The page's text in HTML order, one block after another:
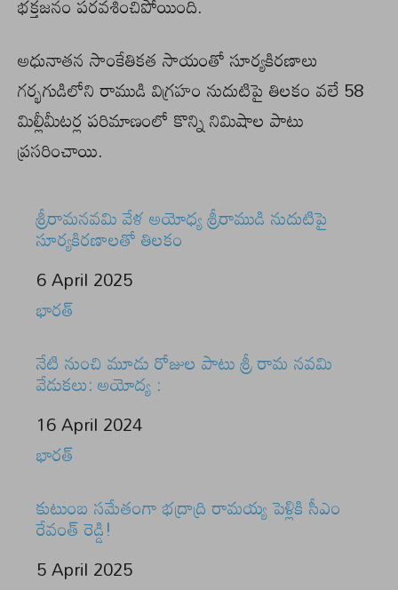
అధునాతన సాంకేతికత సాయంతో సూర్యకిరణాలు
గర్భగుడిలోని రాముడి విగ్రహం నుదుటిపై తిలకం వలే 58
మిల్లీమీటర్ల పరిమాణంలో కొన్ని నిమిషాల పాటు
ప్రసరించాయి.
శ్రీరామనవమి వేళ అయోధ్య శ్రీరాముడి నుదుటిపై
సూర్యకిరణాలతో తిలకం
Date
6 April 2025
In relation to
భారత్
నేటి నుంచి మూడు రోజుల పాటు శ్రీ రామ నవమి
వేడుకలు: అయోద్య :
Date
16 April 2024
In relation to
భారత్
కుటుంబ సమేతంగా భద్రాద్రి రామయ్య పెళ్లికి సీఎం
రేవంత్ రెడ్డి!
Date
5 April 2025